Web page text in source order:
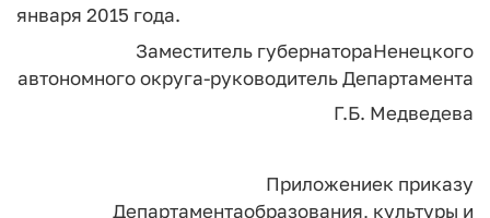
января 2015 года.
Заместитель губернатораНенецкого
автономного округа-руководитель Департамента
Г.Б. Медведева
Приложениек приказу
Департаментаобразования, культуры и